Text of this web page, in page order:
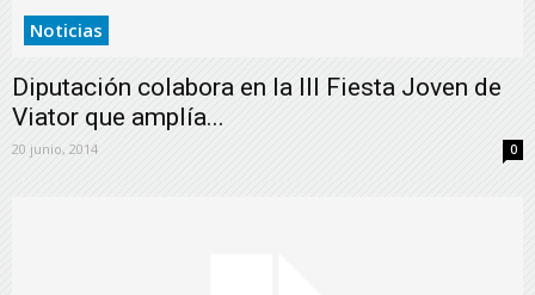
Noticias
Diputación colabora en la III Fiesta Joven de
Viator que amplía...
20 junio, 2014 0